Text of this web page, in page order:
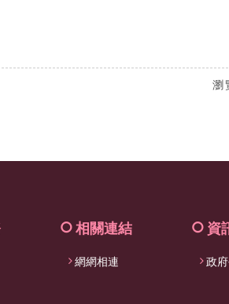
瀏
相關連結
網網相連
資
政